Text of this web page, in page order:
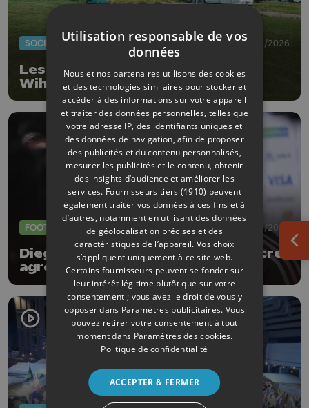
SOCIÉTÉ 20/07/2026
Les gens du voyage ont quitté
Wihogne
FOOTBALL 09/07/2026
Diego Moreira : " Il faudra se montrer
agressifs face à l'Espagne "
Utilisation responsable de vos
données
Nous et nos partenaires utilisons des cookies
et des technologies similaires pour stocker et
accéder à des informations sur votre appareil
et traiter des données personnelles, telles que
votre adresse IP, des identifiants uniques et
des données de navigation, afin de proposer
des publicités et du contenu personnalisés,
mesurer les publicités et le contenu, obtenir
des insights d’audience et améliorer les
services. Fournisseurs tiers (1910) peuvent
également traiter vos données à ces fins et à
d’autres, notamment en utilisant des données
de géolocalisation précises et des
caractéristiques de l’appareil. Vos choix
s’appliquent uniquement à ce site web.
Certains fournisseurs peuvent se fonder sur
leur intérêt légitime plutôt que sur votre
consentement ; vous avez le droit de vous y
opposer dans Paramètres publicitaires. Vous
pouvez retirer votre consentement à tout
moment dans Paramètres des cookies.
Politique de confidentialité
ACCEPTER & FERMER